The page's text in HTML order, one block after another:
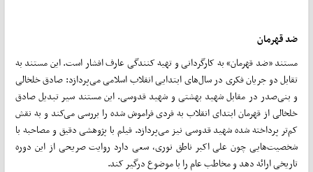
ضد قهرمان
مستند «ضد قهرمان» به کارگردانی و تهیه کنندگی عارف افشار است. این مستند به
تقابل دو جریان فکری در سال‌های ابتدایی انقلاب اسلامی می‌پردازد: صادق خلخالی
و بنی‌صدر در مقابل شهید بهشتی و شهید قدوسی. این مستند سیر تبدیل صادق
خلخالی از قهرمان ابتدای انقلاب به فردی فراموش شده را بررسی می‌کند و به نقش
کم‌تر پرداخته شده شهید قدوسی نیز می‌پردازد. فیلم با پژوهشی دقیق و مصاحبه با
شخصیت‌هایی چون علی اکبر ناطق نوری، سعی دارد روایت صریحی از این دوره
تاریخی ارائه دهد و مخاطب عام را با موضوع درگیر کند.